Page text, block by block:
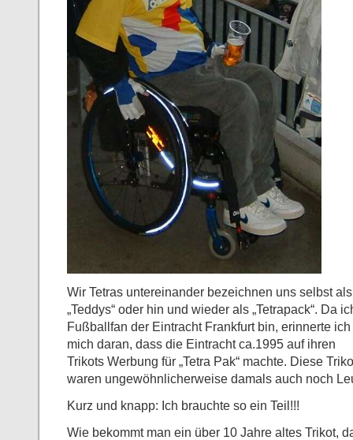
Wir Tetras untereinander bezeichnen uns selbst als
„Teddys“ oder hin und wieder als „Tetrapack“. Da
Fußballfan der Eintracht Frankfurt bin, erinnerte ich
mich daran, dass die Eintracht ca.1995 auf ihren
Trikots Werbung für „Tetra Pak“ machte. Diese
waren ungewöhnlicherweise damals auch noch
Kurz und knapp: Ich brauchte so ein Teil!!!
Wie bekommt man ein über 10 Jahre altes Trikot,